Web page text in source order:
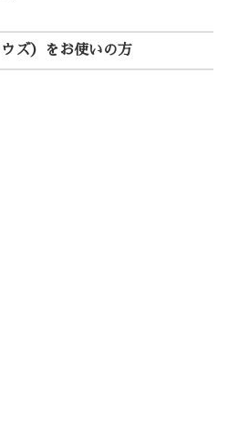
ズ）をお使いの方